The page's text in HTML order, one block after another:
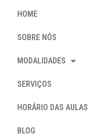
HOME
SOBRE NÓS
MODALIDADES
SERVIÇOS
HORÁRIO DAS AULAS
BLOG